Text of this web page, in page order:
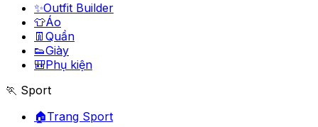
✨Outfit Builder
👕Áo
👖 Quần
👟Giày
🎒Phụ kiện
🏃 Sport
🏠Trang Sport